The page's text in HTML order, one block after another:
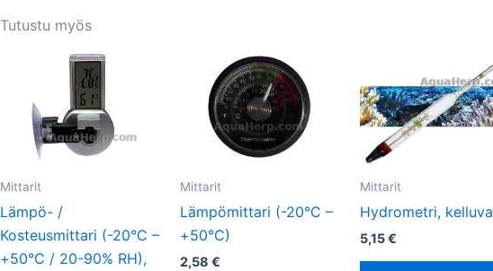
Tutustu myös
Mittarit
Lämpö- /
Kosteusmittari (-20°C –
+50°C / 20-90% RH),
Mittarit
Lämpömittari (-20°C –
+50°C)
2,58 €
Mittarit
Hydrometri, kelluva
5,15€